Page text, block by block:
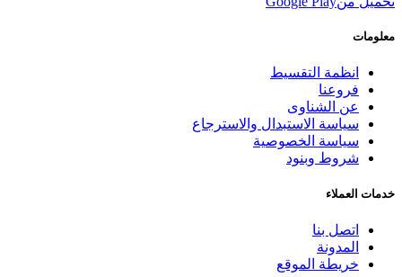
معلومات
انظمة التقسيط
فروعنا
عن الشناوى
سياسة الاستبدال والاسترجاع
سياسة الخصوصية
شروط وبنود
خدمات العملاء
اتصل بنا
المدونة
خريطة الموقع